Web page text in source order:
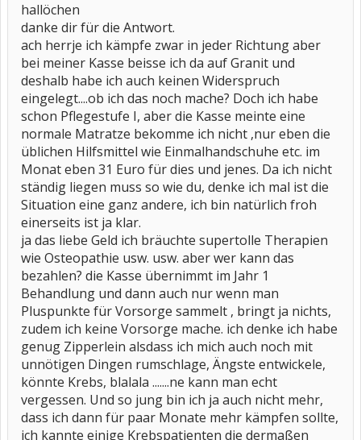
hallöchen
danke dir für die Antwort.
ach herrje ich kämpfe zwar in jeder Richtung aber
bei meiner Kasse beisse ich da auf Granit und
deshalb habe ich auch keinen Widerspruch
eingelegt....ob ich das noch mache? Doch ich habe
schon Pflegestufe I, aber die Kasse meinte eine
normale Matratze bekomme ich nicht ,nur eben die
üblichen Hilfsmittel wie Einmalhandschuhe etc. im
Monat eben 31 Euro für dies und jenes. Da ich nicht
ständig liegen muss so wie du, denke ich mal ist die
Situation eine ganz andere, ich bin natürlich froh
einerseits ist ja klar.
ja das liebe Geld ich bräuchte supertolle Therapien
wie Osteopathie usw. usw. aber wer kann das
bezahlen? die Kasse übernimmt im Jahr 1
Behandlung und dann auch nur wenn man
Pluspunkte für Vorsorge sammelt , bringt ja nichts,
zudem ich keine Vorsorge mache. ich denke ich habe
genug Zipperlein alsdass ich mich auch noch mit
unnötigen Dingen rumschlage, Ängste entwickele,
könnte Krebs, blalala .......ne kann man echt
vergessen. Und so jung bin ich ja auch nicht mehr,
dass ich dann für paar Monate mehr kämpfen sollte,
ich kannte einige Krebspatienten die dermaßen